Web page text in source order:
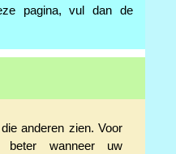
pagina, vul dan de
anderen zien. Voor
wanneer uw